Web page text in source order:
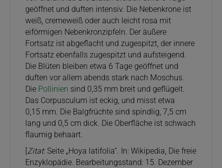
geöffnet und duften intensiv. Die Nebenkrone ist
weiß, cremeweiß oder auch leicht rosa mit
eiförmigen Nebenkronzipfeln. Der äußere
Fortsatz ist abgeflacht und zugespitzt, der innere
Fortsatz ebenfalls zugespitzt und aufsteigend.
Die Blüten bleiben etwa 6 Tage geöffnet und
duften vor allem abends stark nach Moschus.
Die Pollinien sind 0,35 mm breit und geflügelt.
Das Corpusculum ist eckig, und misst etwa
0,15 mm. Die Balgfrüchte sind spindlig, 7,5 cm
lang und 0,5 cm dick. Die Oberfläche ist schwach
flaumig behaart.
[Zitat: Seite „Hoya latifolia“. In: Wikipedia, Die freie
Enzyklopädie. Bearbeitungsstand: 15. Dezember